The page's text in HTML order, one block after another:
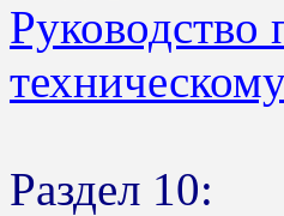
Руководство
Раздел 10: